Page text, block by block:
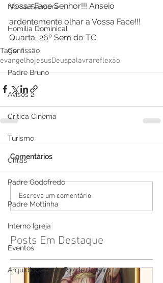
Nossa Senhora
Homilia Dominical
Confissão
Padre Bruno
Avisos 2
Crítica Cinema
Turismo
Cifras
Padre Godofredo
Padre Mottinha
Interno Igreja
Eventos
Arquidiocese do Rio de Janeiro
Vossa Face Senhor!!! Anseio
ardentemente olhar a Vossa Face!!!
Quarta, 26º Sem do TC
Tags:
evangelhojesusDeuspalavrareflexão
Comentários
Escreva um comentário
Posts Em Destaque